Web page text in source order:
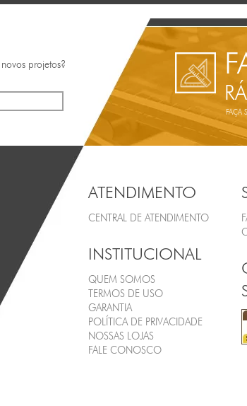
projetos?
FAÇA
ATENDIMENTO
CENTRAL DE ATENDIMENTO
INSTITUCIONAL
QUEM SOMOS
TERMOS DE USO
GARANTIA
POLÍTICA DE PRIVACIDADE
NOSSAS LOJAS
FALE CONOSCO